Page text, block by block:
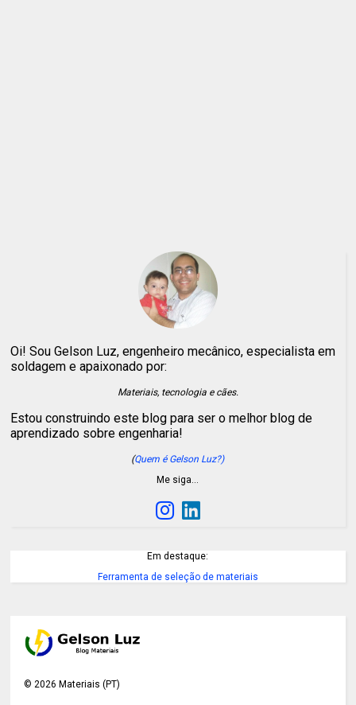
Oi! Sou Gelson Luz, engenheiro mecânico, especialista em
soldagem e apaixonado por:
Materiais, tecnologia e cães.
Estou construindo este blog para ser o melhor blog de
aprendizado sobre engenharia!
(Quem é Gelson Luz?)
Me siga…
Em destaque:
Ferramenta de seleção de materiais
©2026 Materiais (PT)